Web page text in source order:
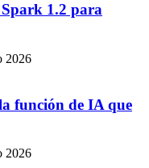
1.2 para
2026
función de IA que
2026